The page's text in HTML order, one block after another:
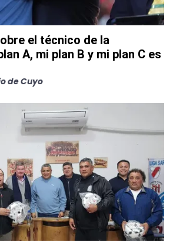
el técnico de la
A, mi plan B y mi plan C es
de Cuyo